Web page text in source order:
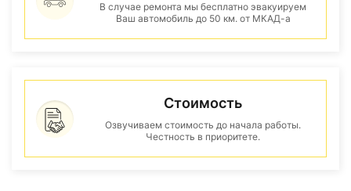
В случае ремонта мы бесплатно эвакуируем
Ваш автомобиль до 50 км. от МКАД-а
Стоимость
Озвучиваем стоимость до начала работы.
Честность в приоритете.